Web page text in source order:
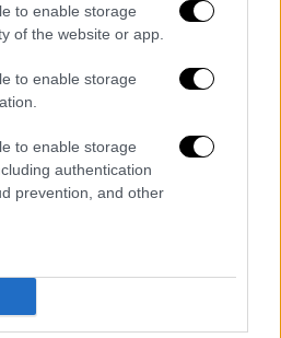
to enable storage
of the website or app.
to enable storage
to enable storage
authentication
prevention, and other
κάθε τρεις μήνες με
γιατί ο
ανέφερε η
«Ο σύζυγος μου
Παρά τις